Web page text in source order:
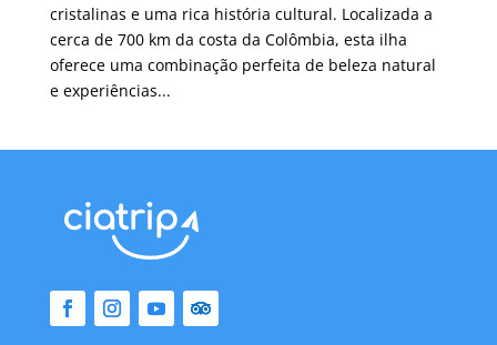
cristalinas e uma rica história cultural. Localizada a
cerca de 700 km da costa da Colômbia, esta ilha
oferece uma combinação perfeita de beleza natural
e experiências...